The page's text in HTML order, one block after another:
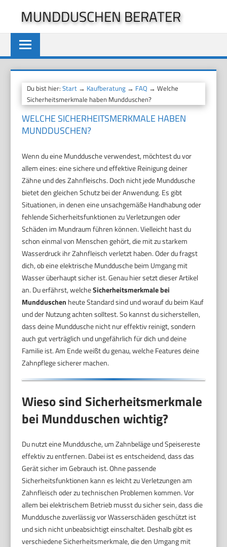
springen
MUNDDUSCHEN BERATER
Du bist hier:Start → Kaufberatung → FAQ → Welche
Sicherheitsmerkmale haben Mundduschen?
WELCHE SICHERHEITSMERKMALE HABEN
MUNDDUSCHEN?
Wenn du eine Munddusche verwendest, möchtest du vor
allem eines: eine sichere und effektive Reinigung deiner
Zähne und des Zahnfleischs. Doch nicht jede Munddusche
bietet den gleichen Schutz bei der Anwendung. Es gibt
Situationen, in denen eine unsachgemäße Handhabung oder
fehlende Sicherheitsfunktionen zu Verletzungen oder
Schäden im Mundraum führen können. Vielleicht hast du
schon einmal von Menschen gehört, die mit zu starkem
Wasserdruck ihr Zahnfleisch verletzt haben. Oder du fragst
dich, ob eine elektrische Munddusche beim Umgang mit
Wasser überhaupt sicher ist. Genau hier setzt dieser Artikel
an. Du erfährst, welcheSicherheitsmerkmale bei
Mundduschen heute Standard sind und worauf du beim Kauf
und der Nutzung achten solltest. So kannst du sicherstellen,
dass deine Munddusche nicht nur effektiv reinigt, sondern
auch gut verträglich und ungefährlich für dich und deine
Familie ist. Am Ende weißt du genau, welche Features deine
Zahnpflege sicherer machen.
Wieso sind Sicherheitsmerkmale
bei Mundduschen wichtig?
Du nutzt eine Munddusche, um Zahnbeläge und Speisereste
effektiv zu entfernen. Dabei ist es entscheidend, dass das
Gerät sicher im Gebrauch ist. Ohne passende
Sicherheitsfunktionen kann es leicht zu Verletzungen am
Zahnfleisch oder zu technischen Problemen kommen. Vor
allem bei elektrischem Betrieb musst du sicher sein, dass die
Munddusche zuverlässig vor Wasserschäden geschützt ist
und sich nicht unbeabsichtigt einschaltet. Deshalb gibt es
verschiedene Sicherheitsmerkmale, die den Umgang mit